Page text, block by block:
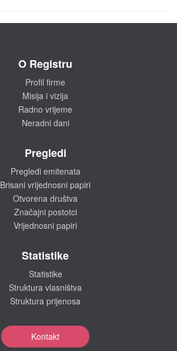
O Registru
Profil firme
Misija i vizija
Radno vrijeme
Neradni dani
Pregledi
Pregledi emitenata
Brisani vrijednosni papiri
Otvorena društva
Značajni postotci
Vrijednosni papiri
Statistike
Statistike
Struktura vlasništva
Struktura prijenosa
Kontakt